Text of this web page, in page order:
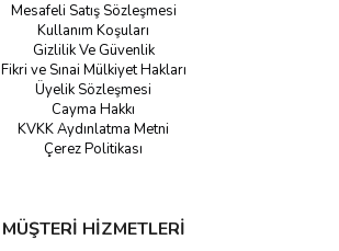
Mesafeli Satış Sözleşmesi
Kullanım Koşuları
Gizlilik Ve Güvenlik
Fikri ve Sınai Mülkiyet Hakları
Üyelik Sözleşmesi
Cayma Hakkı
KVKK Aydınlatma Metni
Çerez Politikası
MÜŞTERİ HİZMETLERİ